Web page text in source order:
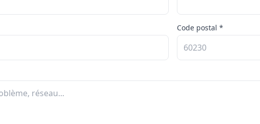
Code postal *